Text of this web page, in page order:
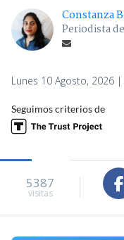
Constanza
Periodista
Lunes 10 Agosto, 2026 |
Seguimos criterios de
5387
visitas